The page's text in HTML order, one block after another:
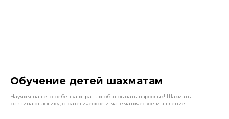
Обучение детей шахматам
Научим вашего ребенка играть и обыгрывать взрослых! Шахматы
развивают логику, стратегическое и математическое мышление.